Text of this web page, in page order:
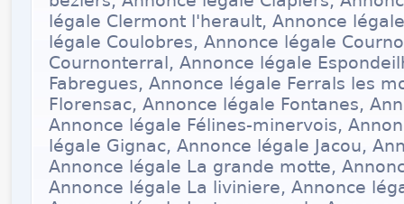
légale Clermont l'herault, Annonce
légale Coulobres, Annonce légale
Cournonterral, Annonce légale
Fabregues, Annonce légale Ferrals les
Florensac, Annonce légale Fontanes,
Annonce légale Félines-minervois,
légale Gignac, Annonce légale Jacou,
Annonce légale La grande motte,
Annonce légale La liviniere, Annonce